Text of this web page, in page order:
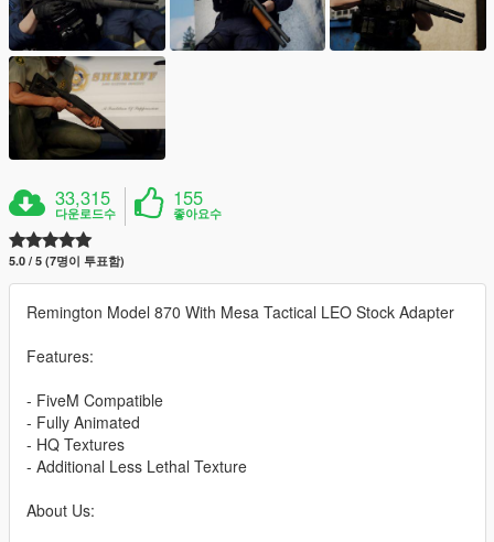
33,315
다운로드수
155
좋아요수
5.0 / 5 (7명이 투표함)
Remington Model 870 With Mesa Tactical LEO Stock Adapter
Features:
- FiveM Compatible
- Fully Animated
- HQ Textures
- Additional Less Lethal Texture
About Us: